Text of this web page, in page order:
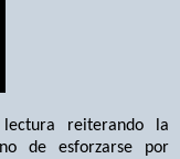
reiterando la
de esforzarse por